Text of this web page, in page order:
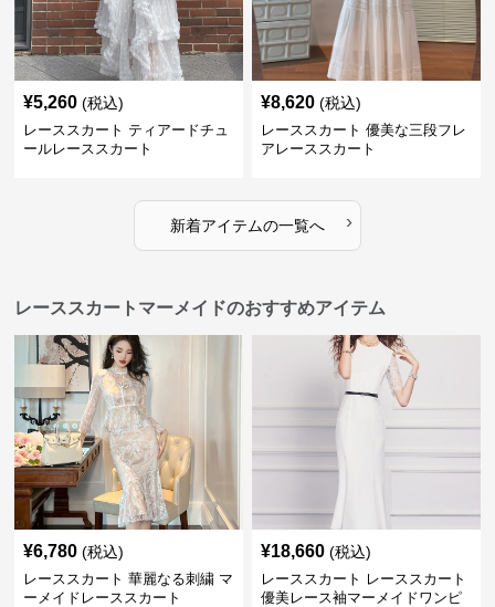
¥5,260 (税込)
レーススカート ティアードチュ
ールレーススカート
¥8,620 (税込)
レーススカート 優美な三段フレ
アレーススカート
新着アイテムの一覧へ ›
レーススカートマーメイドのおすすめアイテム
¥6,780 (税込)
レーススカート 華麗なる刺繍 マ
ーメイドレーススカート
¥18,660 (税込)
レーススカート レーススカート
優美レース袖マーメイドワンピ